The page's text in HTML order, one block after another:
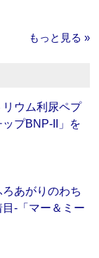
もっと見る »
リウム利尿ペプ
プBNP-II」を
ろあがりのわち
‐「マー＆ミー